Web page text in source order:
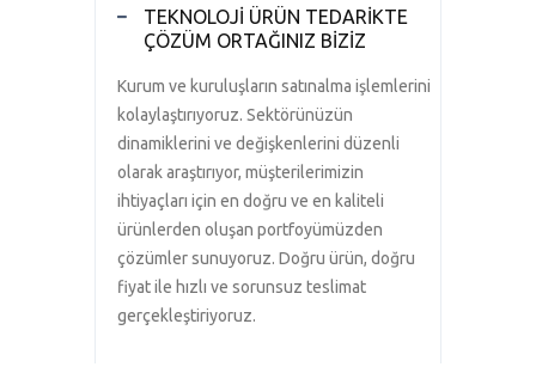
TEKNOLOJİ ÜRÜN TEDARİKTE
ÇÖZÜM ORTAĞINIZ BİZİZ
Kurum ve kuruluşların satınalma işlemlerini
kolaylaştırıyoruz. Sektörünüzün
dinamiklerini ve değişkenlerini düzenli
olarak araştırıyor, müşterilerimizin
ihtiyaçları için en doğru ve en kaliteli
ürünlerden oluşan portfoyümüzden
çözümler sunuyoruz. Doğru ürün, doğru
fiyat ile hızlı ve sorunsuz teslimat
gerçekleştiriyoruz.